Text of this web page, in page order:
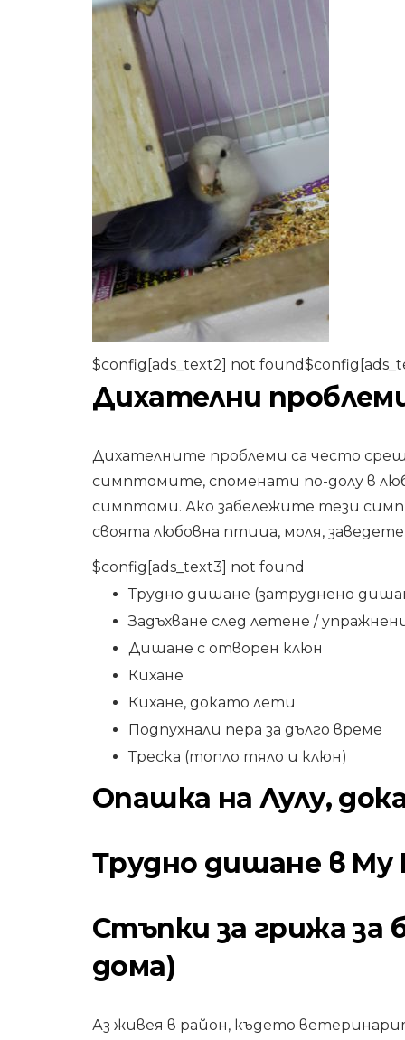
$config[ads_text2] not
Дихателни
Дихателните проблеми са често
симптомите, споменати по-долу в
симптоми. Ако забележите тези
своята любовна птица, моля,
$config[ads_text3] not found
Трудно дишане (затруднено
Задъхване след летене /
Дишане с отворен клюн
Кихане
Кихане, докато лети
Подпухнали пера за дълго време
Треска (топло тяло и клюн)
Опашка на Лулу,
Трудно дишане в My
Стъпки за грижа за
дома)
Аз живея в район, където